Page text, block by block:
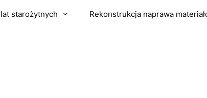
starożytnych Rekonstrukcja naprawa